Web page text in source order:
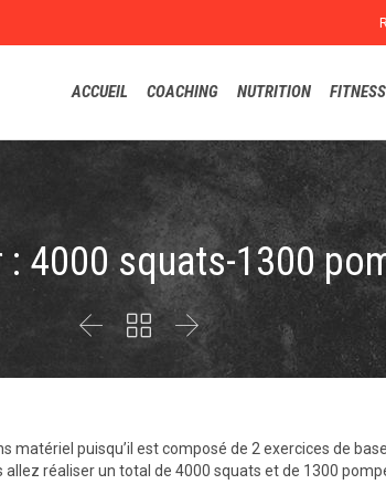
ACCUEIL COACHING NUTRITION FITNESS
: 4000 squats-1300
  
matériel puisqu’il est composé de 2 exercices de
allez réaliser un total de 4000 squats et de 1300